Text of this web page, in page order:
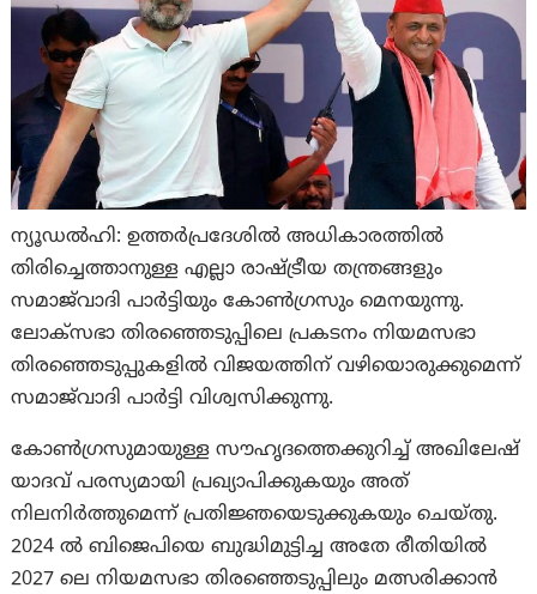
ന്യൂഡല്‍ഹി: ഉത്തർപ്രദേശിൽ അധികാരത്തിൽ
തിരിച്ചെത്താനുള്ള എല്ലാ രാഷ്ട്രീയ തന്ത്രങ്ങളും
സമാജ്‌വാദി പാർട്ടിയും കോൺഗ്രസും മെനയുന്നു.
ലോക്‌സഭാ തിരഞ്ഞെടുപ്പിലെ പ്രകടനം നിയമസഭാ
തിരഞ്ഞെടുപ്പുകളിൽ വിജയത്തിന് വഴിയൊരുക്കുമെന്ന്
സമാജ്‌വാദി പാർട്ടി വിശ്വസിക്കുന്നു.
കോൺഗ്രസുമായുള്ള സൗഹൃദത്തെക്കുറിച്ച് അഖിലേഷ്
യാദവ് പരസ്യമായി പ്രഖ്യാപിക്കുകയും അത്
നിലനിർത്തുമെന്ന് പ്രതിജ്ഞയെടുക്കുകയും ചെയ്തു.
2024 ൽ ബിജെപിയെ ബുദ്ധിമുട്ടിച്ച അതേ രീതിയിൽ
2027 ലെ നിയമസഭാ തിരഞ്ഞെടുപ്പിലും മത്സരിക്കാൻ